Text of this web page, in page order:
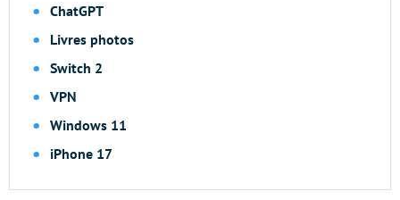
ChatGPT
Livres photos
Switch 2
VPN
Windows 11
iPhone 17